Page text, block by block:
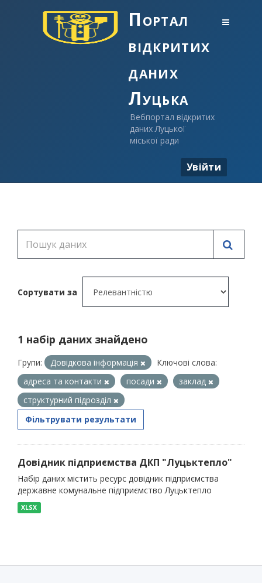
Портал
відкритих
даних
Луцька
Вебпортал відкритих
даних Луцької
міської ради
Увійти
Сортувати за
1 набір даних знайдено
Групи: Довідкова інформація
Ключові слова:
адреса та контакти
посади
заклад
структурний підрозділ
Фільтрувати результати
Довідник підприємства ДКП "Луцьктепло"
Набір даних містить ресурс довідник підприємства
державне комунальне підприємство Луцьктепло
XLSX